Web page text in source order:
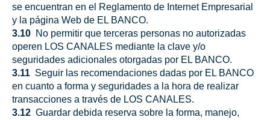
se encuentran en el Reglamento de Internet Empresarial
y la página Web de EL BANCO.
3.10 No permitir que terceras personas no autorizadas
operen LOS CANALES mediante la clave y/o
seguridades adicionales otorgadas por EL BANCO.
3.11 Seguir las recomendaciones dadas por EL BANCO
en cuanto a forma y seguridades a la hora de realizar
transacciones a través de LOS CANALES.
3.12 Guardar debida reserva sobre la forma, manejo,